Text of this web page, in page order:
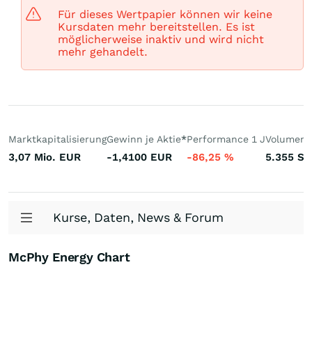
Für dieses Wertpapier können wir keine
Kursdaten mehr bereitstellen. Es ist
möglicherweise inaktiv und wird nicht
mehr gehandelt.
Marktkapitalisierung
3,07 Mio. EUR
Gewinn je Aktie*
-1,4100 EUR
Performance 1 J
-86,25 %
Volumen
5.355 St.
Kurse, Daten, News & Forum
McPhy Energy Chart